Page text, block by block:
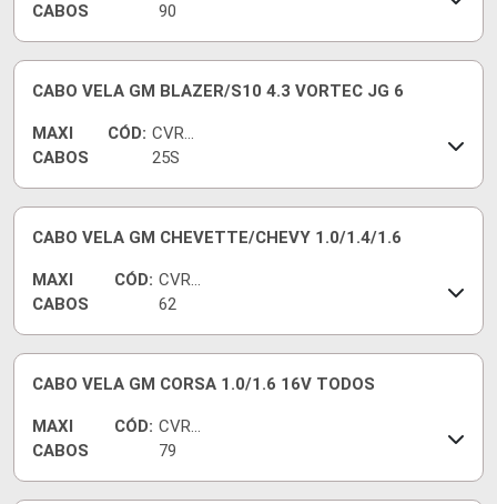
CABOS
90
CABO VELA GM BLAZER/S10 4.3 VORTEC JG 6
MAXI
CABOS
CÓD: CVR94
25S
CABO VELA GM CHEVETTE/CHEVY 1.0/1.4/1.6
MAXI
CABOS
CÓD: CVRG
62
CABO VELA GM CORSA 1.0/1.6 16V TODOS
MAXI
CABOS
CÓD: CVRG
79